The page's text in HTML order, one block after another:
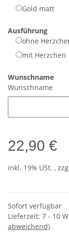
Gold matt
Ausführung
ohne
mit Herzchen
Wunschname
Wunschname
22,90 €
inkl. 19% USt. ,
Sofort verfügbar
Lieferzeit: 7 - 10
abweichend)